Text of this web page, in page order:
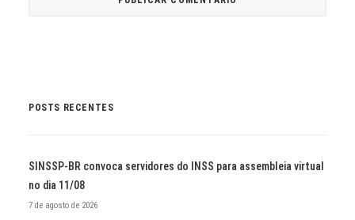
POSTS RECENTES
SINSSP-BR convoca servidores do INSS para assembleia virtual
no dia 11/08
7 de agosto de 2026